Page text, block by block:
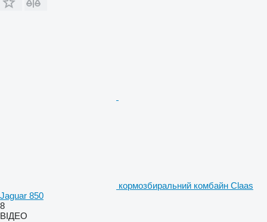
кормозбиральний комбайн Claas
Jaguar 850
8
ВІДЕО